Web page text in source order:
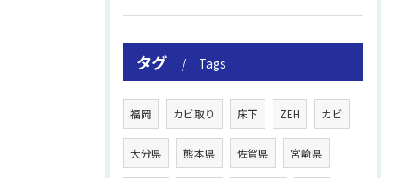
タグ Tags
福岡 カビ取り 床下 ZEH カビ
大分県 熊本県 佐賀県 宮崎県